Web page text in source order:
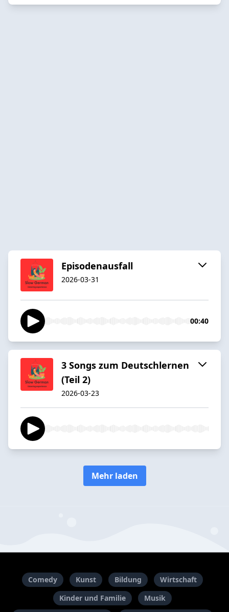
Episodenausfall
2026-03-31
00:40
3 Songs zum Deutschlernen
(Teil 2)
2026-03-23
Mehr laden
Comedy Kunst Bildung
Wirtschaft
Kinder und Familie
Musik